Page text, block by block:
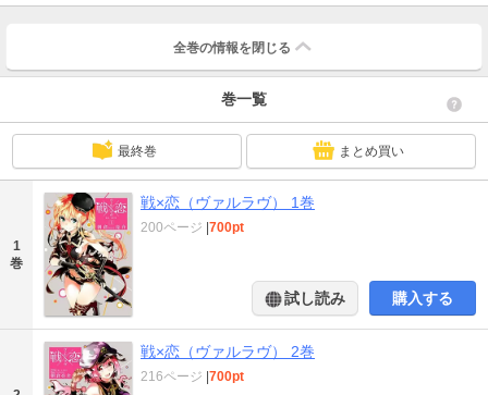
全巻の情報を 閉じる
巻一覧
最終巻 まとめ買い
1
巻
戦×恋（ヴァルラヴ） 1巻
200ページ |700pt
試し読み 購入する
戦×恋（ヴァルラヴ） 2巻
216ページ |700pt